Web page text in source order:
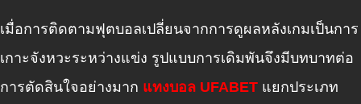
เมื่อการติดตามฟุตบอลเปลี่ยนจากการดูผลหลังเกมเป็นการ
เกาะจังหวะระหว่างแข่ง รูปแบบการเดิมพันจึงมีบทบาทต่อ
การตัดสินใจอย่างมาก แทงบอล UFABET แยกประเภท